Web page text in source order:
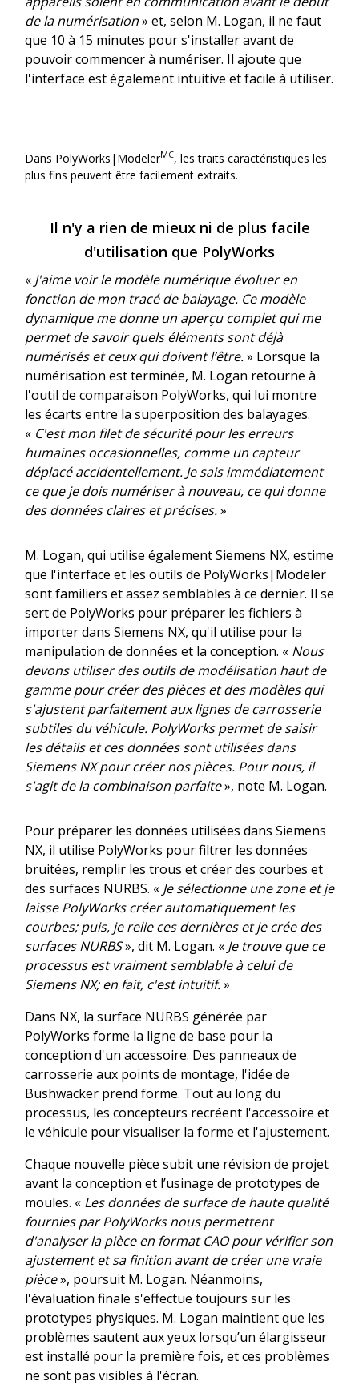
de la numérisation» et, selon M. Logan, il ne faut
que 10 à 15 minutes pour s'installer avant de
pouvoir commencer à numériser. Il ajoute que
l'interface est également intuitive et facile à utiliser.
Dans PolyWorks|ModelerMC, les traits caractéristiques les
plus fins peuvent être facilement extraits.
Il n'y a rien de mieux ni de plus facile
d'utilisation que PolyWorks
« J'aime voir le modèle numérique évoluer en
fonction de mon tracé de balayage. Ce modèle
dynamique me donne un aperçu complet qui me
permet de savoir quels éléments sont déjà
numérisés et ceux qui doivent l’être.» Lorsque la
numérisation est terminée, M. Logan retourne à
l'outil de comparaison PolyWorks, qui lui montre
les écarts entre la superposition des balayages.
« C'est mon filet de sécurité pour les erreurs
humaines occasionnelles, comme un capteur
déplacé accidentellement. Je sais immédiatement
ce que je dois numériser à nouveau, ce qui donne
des données claires et précises.»
M. Logan, qui utilise également Siemens NX, estime
que l'interface et les outils de PolyWorks|Modeler
sont familiers et assez semblables à ce dernier. Il se
sert de PolyWorks pour préparer les fichiers à
importer dans Siemens NX, qu'il utilise pour la
manipulation de données et la conception. « Nous
devons utiliser des outils de modélisation haut de
gamme pour créer des pièces et des modèles qui
s'ajustent parfaitement aux lignes de carrosserie
subtiles du véhicule. PolyWorks permet de saisir
les détails et ces données sont utilisées dans
Siemens NX pour créer nos pièces. Pour nous, il
s'agit de la combinaison parfaite», note M. Logan.
Pour préparer les données utilisées dans Siemens
NX, il utilise PolyWorks pour filtrer les données
bruitées, remplir les trous et créer des courbes et
des surfaces NURBS. « Je sélectionne une zone et je
laisse PolyWorks créer automatiquement les
courbes; puis, je relie ces dernières et je crée des
surfaces NURBS», dit M. Logan. « Je trouve que ce
processus est vraiment semblable à celui de
Siemens NX; en fait, c'est intuitif.»
Dans NX, la surface NURBS générée par
PolyWorks forme la ligne de base pour la
conception d'un accessoire. Des panneaux de
carrosserie aux points de montage, l'idée de
Bushwacker prend forme. Tout au long du
processus, les concepteurs recréent l'accessoire et
le véhicule pour visualiser la forme et l'ajustement.
Chaque nouvelle pièce subit une révision de projet
avant la conception et l’usinage de prototypes de
moules. « Les données de surface de haute qualité
fournies par PolyWorks nous permettent
d'analyser la pièce en format CAO pour vérifier son
ajustement et sa finition avant de créer une vraie
pièce», poursuit M. Logan. Néanmoins,
l'évaluation finale s'effectue toujours sur les
prototypes physiques. M. Logan maintient que les
problèmes sautent aux yeux lorsqu’un élargisseur
est installé pour la première fois, et ces problèmes
ne sont pas visibles à l'écran.